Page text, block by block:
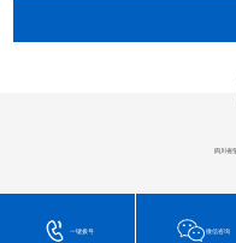
四川省
一键拨号 微信咨询